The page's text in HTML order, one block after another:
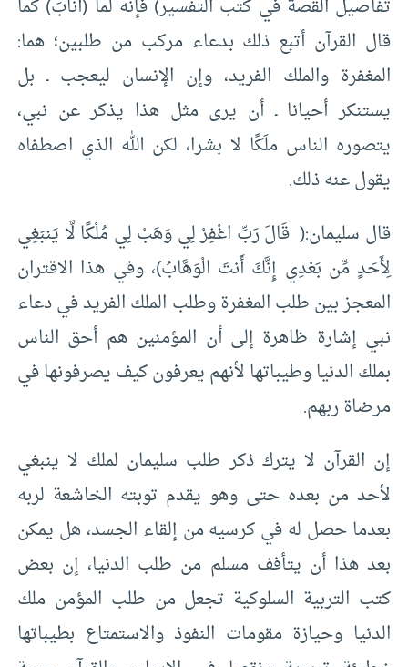
تفاصيل القصة في كتب التفسير) فإنه لما (أَنَابَ) كما
قال القرآن أتبع ذلك بدعاء مركب من طلبين؛ هما:
المغفرة والملك الفريد، وإن الإنسان ليعجب ـ بل
يستنكر أحيانا ـ أن يرى مثل هذا يذكر عن نبي،
يتصوره الناس ملَكًا لا بشرا، لكن الله الذي اصطفاه
يقول عنه ذلك.
قال سليمان:( قَالَ رَبِّ اغْفِرْ لِي وَهَبْ لِي مُلْكًا لَّا يَنبَغِي
لِأَحَدٍ مِّن بَعْدِي إِنَّكَ أَنتَ الْوَهَّابُ)، وفي هذا الاقتران
المعجز بين طلب المغفرة وطلب الملك الفريد في دعاء
نبي إشارة ظاهرة إلى أن المؤمنين هم أحق الناس
بملك الدنيا وطيباتها لأنهم يعرفون كيف يصرفونها في
مرضاة ربهم.
إن القرآن لا يترك ذكر طلب سليمان لملك لا ينبغي
لأحد من بعده حتى وهو يقدم توبته الخاشعة لربه
بعدما حصل له في كرسيه من إلقاء الجسد، هل يمكن
بعد هذا أن يتأفف مسلم من طلب الدنيا، إن بعض
كتب التربية السلوكية تجعل من طلب المؤمن ملك
الدنيا وحيازة مقومات النفوذ والاستمتاع بطيباتها